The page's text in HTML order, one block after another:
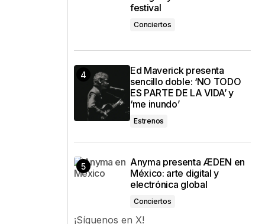
festival
Conciertos
Ed Maverick presenta
sencillo doble: ‘NO TODO
ES PARTE DE LA VIDA’ y
‘me inundo’
Estrenos
Anyma presenta ÆDEN en
México: arte digital y
electrónica global
Conciertos
¡Síguenos en X!